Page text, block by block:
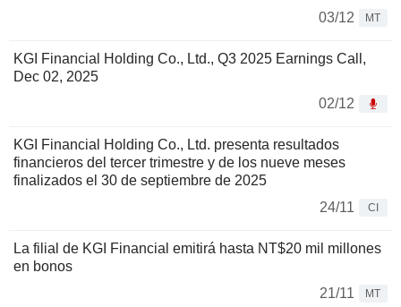
03/12
MT
KGI Financial Holding Co., Ltd., Q3 2025 Earnings Call,
Dec 02, 2025
02/12
KGI Financial Holding Co., Ltd. presenta resultados
financieros del tercer trimestre y de los nueve meses
finalizados el 30 de septiembre de 2025
24/11
CI
La filial de KGI Financial emitirá hasta NT$20 mil millones
en bonos
21/11
MT